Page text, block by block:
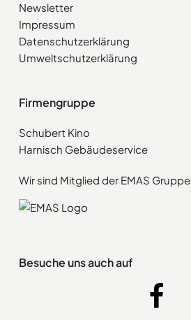
Newsletter
Impressum
Datenschutzerklärung
Umweltschutzerklärung
Firmengruppe
Schubert Kino
Harnisch Gebäudeservice
Wir sind Mitglied der EMAS Gruppe
Besuche uns auch auf